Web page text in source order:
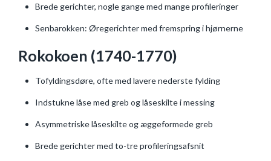
Brede gerichter, nogle gange med mange profileringer
Senbarokken: Øregerichter med fremspring i hjørnerne
Rokokoen (1740-1770)
Tofyldingsdøre, ofte med lavere nederste fylding
Indstukne låse med greb og låseskilte i messing
Asymmetriske låseskilte og æggeformede greb
Brede gerichter med to-tre profileringsafsnit